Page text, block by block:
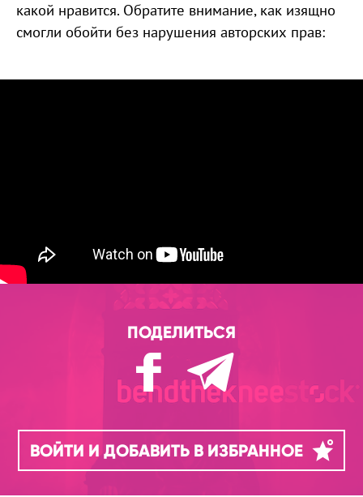
какой нравится. Обратите внимание, как изящно
смогли обойти без нарушения авторских прав:
ПОДЕЛИТЬСЯ
ВОЙТИ И ДОБАВИТЬ В ИЗБРАННОЕ